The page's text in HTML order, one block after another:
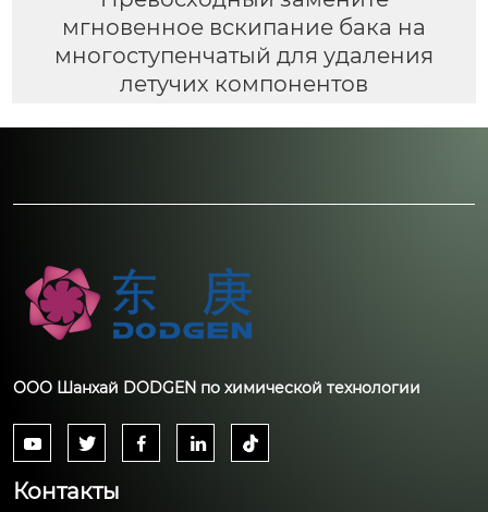
мгновенное вскипание бака на
многоступенчатый для удаления
летучих компонентов
ООО Шанхай DODGEN по химической технологии
    
Контакты